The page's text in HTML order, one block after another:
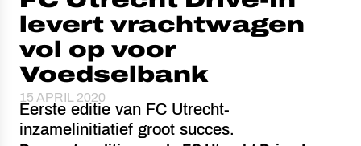
levert vrachtwagen
vol op voor
Voedselbank
15 APRIL 2020
Eerste editie van FC Utrecht-
inzamelinitiatief groot succes.